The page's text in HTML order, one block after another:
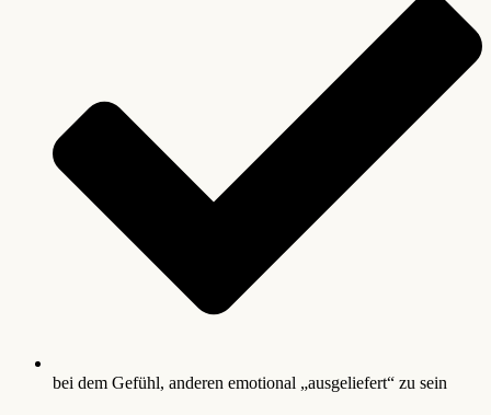
bei dem Gefühl, anderen emotional „ausgeliefert“ zu sein